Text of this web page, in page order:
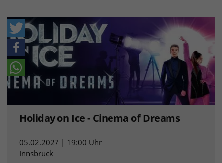
Holiday on Ice - Cinema of Dreams
05.02.2027 | 19:00 Uhr
Innsbruck